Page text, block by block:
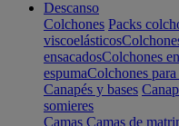
Descanso
Colchones Packs
viscoelásticos
ensacadosColchones
espumaColchones para
Canapés y bases
somieres
Camas Camas de